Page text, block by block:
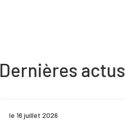
Dernières actus
le 16 juillet 2026